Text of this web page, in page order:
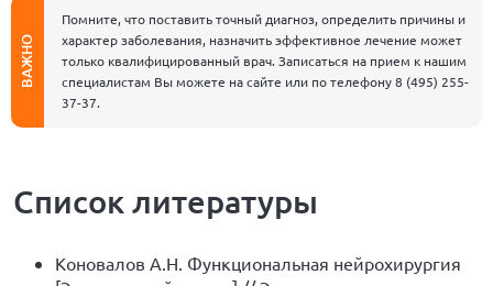
ВАЖНО
Помните, что поставить точный диагноз, определить причины и
характер заболевания, назначить эффективное лечение может
только квалифицированный врач. Записаться на прием к нашим
специалистам Вы можете на сайте или по телефону8 (495) 255-
37-37.
Список литературы
Коновалов А.Н. Функциональная нейрохирургия